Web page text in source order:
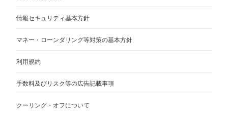
情報セキュリティ基本方針
マネー・ローンダリング等対策の基本方針
利用規約
手数料及びリスク等の広告記載事項
クーリング・オフについて